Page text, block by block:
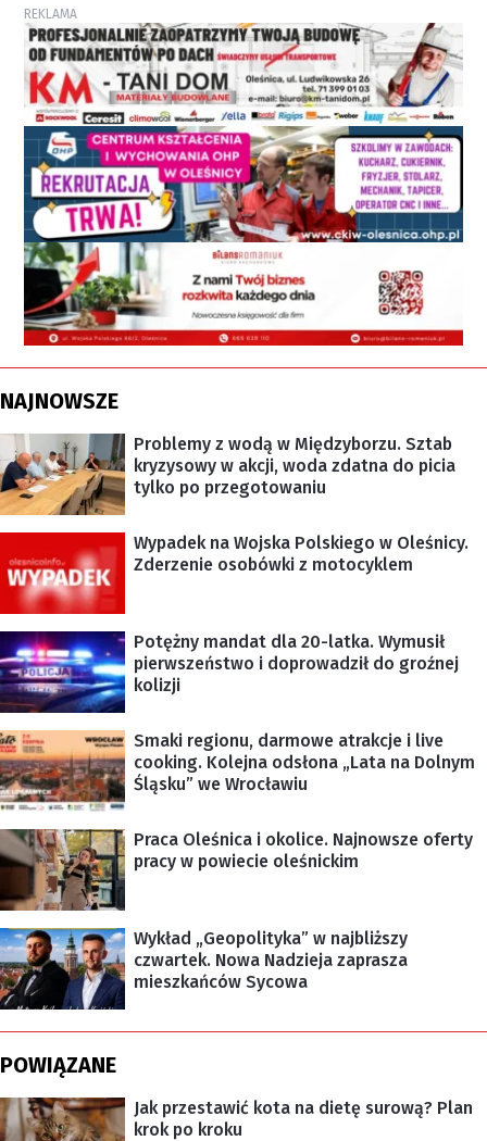
REKLAMA
NAJNOWSZE
Problemy z wodą w Międzyborzu. Sztab
kryzysowy w akcji, woda zdatna do picia
tylko po przegotowaniu
Wypadek na Wojska Polskiego w Oleśnicy.
Zderzenie osobówki z motocyklem
Potężny mandat dla 20-latka. Wymusił
pierwszeństwo i doprowadził do groźnej
kolizji
Smaki regionu, darmowe atrakcje i live
cooking. Kolejna odsłona „Lata na Dolnym
Śląsku” we Wrocławiu
Praca Oleśnica i okolice. Najnowsze oferty
pracy w powiecie oleśnickim
Wykład „Geopolityka” w najbliższy
czwartek. Nowa Nadzieja zaprasza
mieszkańców Sycowa
POWIĄZANE
Jak przestawić kota na dietę surową? Plan
krok po kroku